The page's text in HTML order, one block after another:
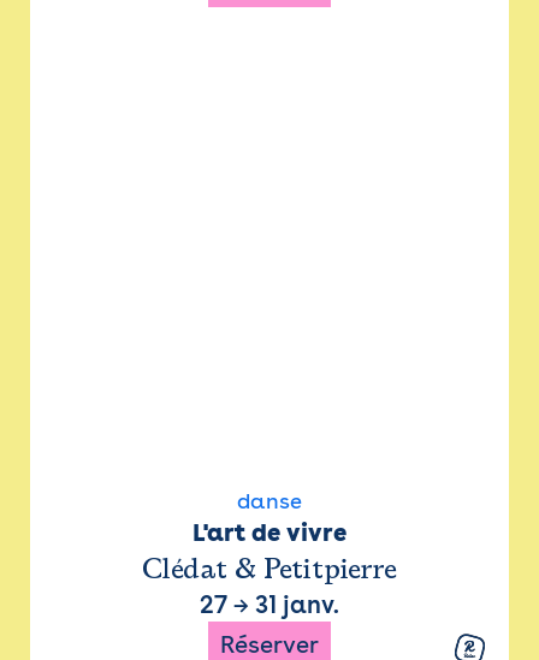
danse
L'art de vivre
Clédat & Petitpierre
27 → 31 janv.
Réserver